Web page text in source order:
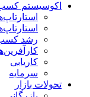
اکوسیستم
رشد
کاریابی
سرمایه
تحولات بازار